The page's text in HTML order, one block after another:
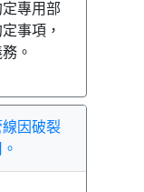
專用部
事項，
。
因破裂